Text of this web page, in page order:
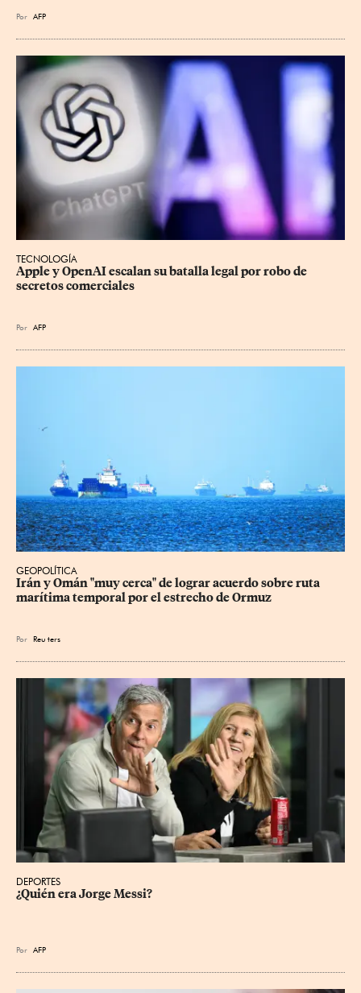
Por AFP
TECNOLOGÍA
Apple y OpenAI escalan su batalla legal por robo de
secretos comerciales
Por AFP
GEOPOLÍTICA
Irán y Omán "muy cerca" de lograr acuerdo sobre ruta
marítima temporal por el estrecho de Ormuz
Por Reu ters
DEPORTES
¿Quién era Jorge Messi?
Por AFP